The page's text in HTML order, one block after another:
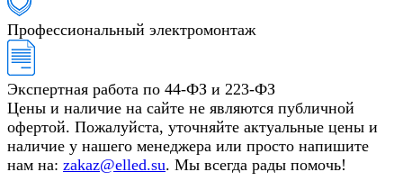
Профессиональный электромонтаж
Экспертная работа по 44-ФЗ и 223-ФЗ
Цены и наличие на сайте не являются публичной
офертой. Пожалуйста, уточняйте актуальные цены и
наличие у нашего менеджера или просто напишите
нам на: zakaz@elled.su. Мы всегда рады помочь!